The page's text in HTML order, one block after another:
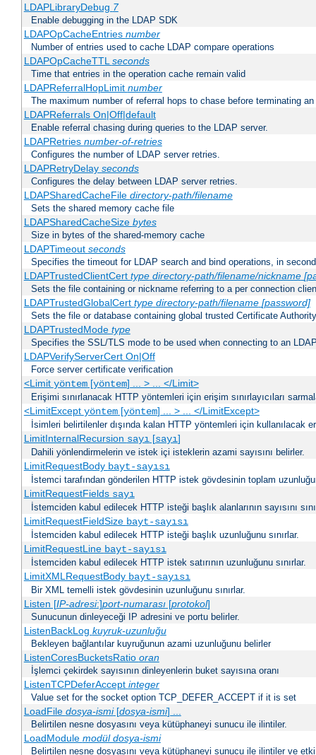
LDAPLibraryDebug 7
Enable debugging in the LDAP SDK
LDAPOpCacheEntries number
Number of entries used to cache LDAP compare operations
LDAPOpCacheTTLseconds
Time that entries in the operation cache remain valid
LDAPReferralHopLimit number
The maximum number of referral hops to chase before terminating
LDAPReferrals On|Off|default
Enable referral chasing during queries to the LDAP server.
LDAPRetries number-of-retries
Configures the number of LDAP server retries.
LDAPRetryDelay seconds
Configures the delay between LDAP server retries.
LDAPSharedCacheFile directory-path/filename
Sets the shared memory cache file
LDAPSharedCacheSize bytes
Size in bytes of the shared-memory cache
LDAPTimeout seconds
Specifies the timeout for LDAP search and bind operations, in
LDAPTrustedClientCert type directory-path/filename/nickname
Sets the file containing or nickname referring to a per connection
LDAPTrustedGlobalCert type directory-path/filename [password]
Sets the file or database containing global trusted Certificate
LDAPTrustedMode type
Specifies the SSL/TLS mode to be used when connecting to an
LDAPVerifyServerCert On|Off
Force server certificate verification
<Limit yöntem[yöntem] ... > ... </Limit>
Erişimi sınırlanacak HTTP yöntemleri için erişim sınırlayıcıları
<LimitExcept yöntem[yöntem] ... > ... </LimitExcept>
İsimleri belirtilenler dışında kalan HTTP yöntemleri için kullanılacak
LimitInternalRecursion sayı[sayı]
Dahili yönlendirmelerin ve istek içi isteklerin azami sayısını belirler.
LimitRequestBody bayt-sayısı
İstemci tarafından gönderilen HTTP istek gövdesinin toplam
LimitRequestFields sayı
İstemciden kabul edilecek HTTP isteği başlık alanlarının sayısını
LimitRequestFieldSize bayt-sayısı
İstemciden kabul edilecek HTTP isteği başlık uzunluğunu sınırlar.
LimitRequestLine bayt-sayısı
İstemciden kabul edilecek HTTP istek satırının uzunluğunu sınırlar.
LimitXMLRequestBody bayt-sayısı
Bir XML temelli istek gövdesinin uzunluğunu sınırlar.
Listen [IP-adresi:]port-numarası[protokol]
Sunucunun dinleyeceği IP adresini ve portu belirler.
ListenBackLog kuyruk-uzunluğu
Bekleyen bağlantılar kuyruğunun azami uzunluğunu belirler
ListenCoresBucketsRatio oran
İşlemci çekirdek sayısının dinleyenlerin buket sayısına oranı
ListenTCPDeferAccept integer
Value set for the socket option TCP_DEFER_ACCEPT if it is set
LoadFile dosya-ismi[dosya-ismi] ...
Belirtilen nesne dosyasını veya kütüphaneyi sunucu ile ilintiler.
LoadModule modül dosya-ismi
Belirtilen nesne dosyasını veya kütüphaneyi sunucu ile ilintiler ve